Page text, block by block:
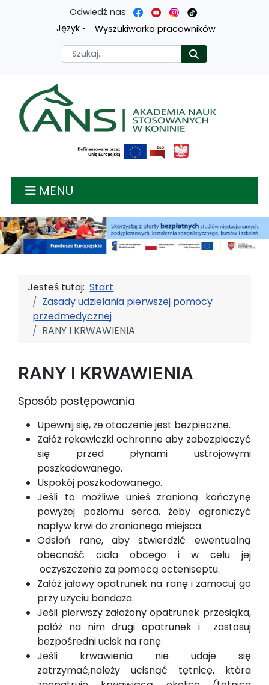
Przejdź
treści
głównej
Przejdź
menu
nawigacyjnego
Przejdź
wyszukiwarki
Przejdź
mapy
strony
Odwiedź nas:
Język
Wyszukiwarka pracowników
Szukaj
Akademia nauk
MENU
Jesteś tutaj:Start
Zasady udzielania pierwszej pomocy
przedmedycznej
RANY I KRWAWIENIA
RANY I KRWAWIENIA
Sposób postępowania
Upewnij się, że otoczenie jest bezpieczne.
Załóż rękawiczki ochronne aby zabezpieczyć
się przed płynami ustrojowymi
poszkodowanego.
Uspokój poszkodowanego.
Jeśli to możliwe unieś zranioną kończynę
powyżej poziomu serca, żeby ograniczyć
napływ krwi do zranionego miejsca.
Odsłoń ranę, aby stwierdzić ewentualną
obecność ciała obcego i w celu jej
oczyszczenia za pomocą octeniseptu.
Załóż jałowy opatrunek na ranę i zamocuj go
przy użyciu bandaża.
Jeśli pierwszy założony opatrunek przesiąka,
połóż na nim drugi opatrunek i zastosuj
bezpośredni ucisk na ranę.
Jeśli krwawienia nie udaje się
zatrzymać,należy ucisnąć tętnicę, która